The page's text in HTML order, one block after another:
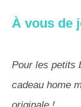
À vous de
Pour les petits
cadeau home